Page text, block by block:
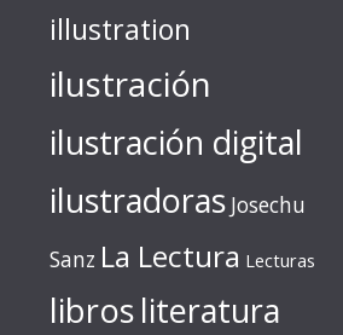
illustration
ilustración
ilustración digital
ilustradoras Josechu
Sanz La Lectura Lecturas
librosliteratura